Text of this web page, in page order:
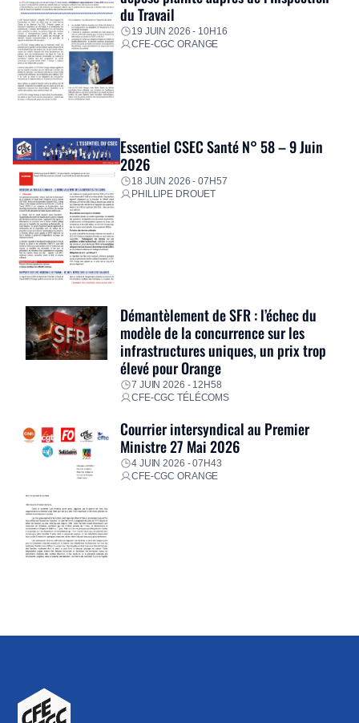
du Travail
19 JUIN 2026 - 10H16
CFE-CGC ORANGE
Essentiel CSEC Santé N° 58 – 9 Juin
2026
18 JUIN 2026 - 07H57
PHILLIPE DROUET
Démantèlement de SFR : l’échec du
modèle de la concurrence sur les
infrastructures uniques, un prix trop
élevé pour Orange
7 JUIN 2026 - 12H58
CFE-CGC TÉLÉCOMS
Courrier intersyndical au Premier
Ministre 27 Mai 2026
4 JUIN 2026 - 07H43
CFE-CGC ORANGE